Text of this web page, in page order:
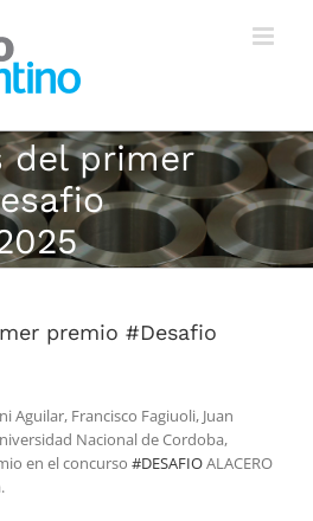
del primer
premio #Desafio
Aguilar, Francisco Fagiuoli, Juan
Nacional de Cordoba,
en el concurso #DESAFIOALACERO